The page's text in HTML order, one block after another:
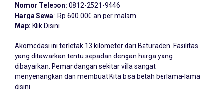
Nomor Telepon: 0812-2521-9446
Harga Sewa : Rp 600.000 an per malam
Map: Klik Disini
Akomodasi ini terletak 13 kilometer dari Baturaden. Fasilitas
yang ditawarkan tentu sepadan dengan harga yang
dibayarkan. Pemandangan sekitar villa sangat
menyenangkan dan membuat Kita bisa betah berlama-lama
disini.